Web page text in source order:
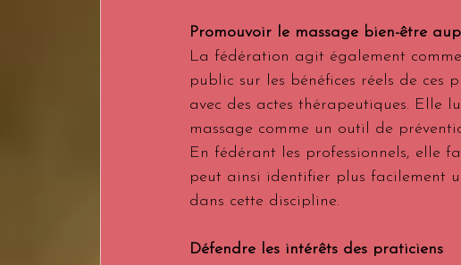
Promouvoir le massage bien-être
La fédération agit également
public sur les bénéfices réels de ces
avec des actes thérapeutiques. Elle
massage comme un outil de
En fédérant les professionnels, elle
peut ainsi identifier plus facilement
dans cette discipline.
Défendre les intérêts des praticiens